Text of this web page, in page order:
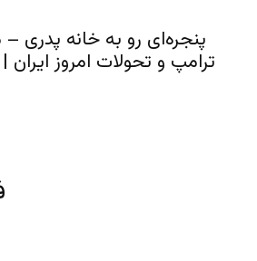
پنجره‌ای رو به خانه پدری
ترامپ و تحولات امروز ایران | ۱۳ مرداد / ۴ اوت